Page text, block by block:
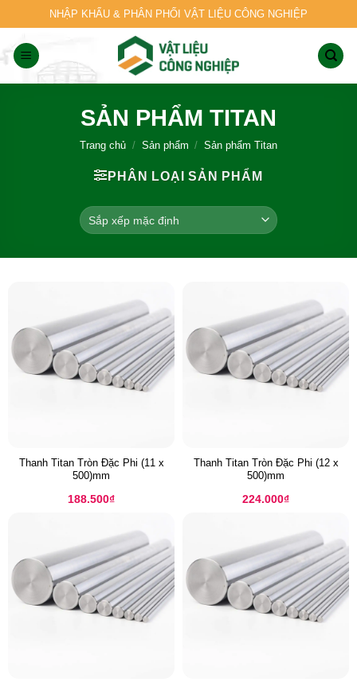
to
content
NHẬP KHẨU & PHÂN PHỐI VẬT LIỆU CÔNG NGHIỆP
SẢN PHẨM TITAN
Trang chủ / Sản phẩm / Sản phẩm Titan
PHÂN LOẠI SẢN PHẨM
Thanh Titan Tròn Đặc Phi (11 x
500)mm
188.500₫
Thanh Titan Tròn Đặc Phi (12 x
500)mm
224.000₫